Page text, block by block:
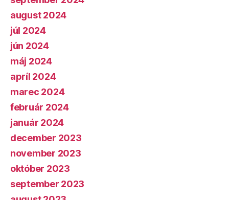
august 2024
júl 2024
jún 2024
máj 2024
apríl 2024
marec 2024
február 2024
január 2024
december 2023
november 2023
október 2023
september 2023